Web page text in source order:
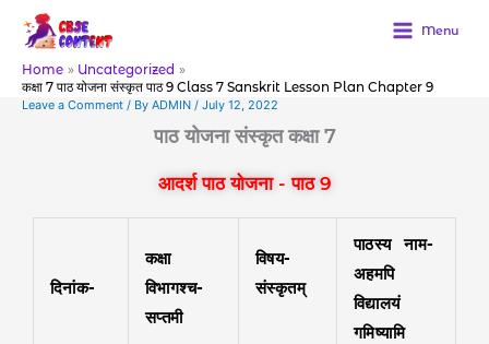
content
Menu
Home
Uncategorized
कक्षा 7 पाठ योजना संस्कृत पाठ 9 Class 7 Sanskrit Lesson Plan Chapter 9
Leave a Comment / By ADMIN / July 12, 2022
पाठ योजना संस्कृत कक्षा 7
आदर्श पाठ योजना - पाठ 9
दिनांक-
कक्षा
विभागश्च-
सप्तमी
विषय-
संस्कृतम्
पाठस्य नाम-
अहमपि
विद्यालयं
गमिष्यामि